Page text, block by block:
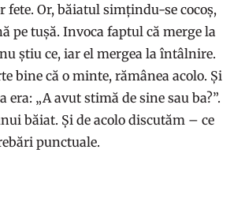
fete. Or, băiatul simțindu-se cocoș,
pe tușă. Invoca faptul că merge la
știu ce, iar el mergea la întâlnire.
bine că o minte, rămânea acolo. Și
era: „A avut stimă de sine sau ba?”.
băiat. Și de acolo discutăm – ce
punctuale.